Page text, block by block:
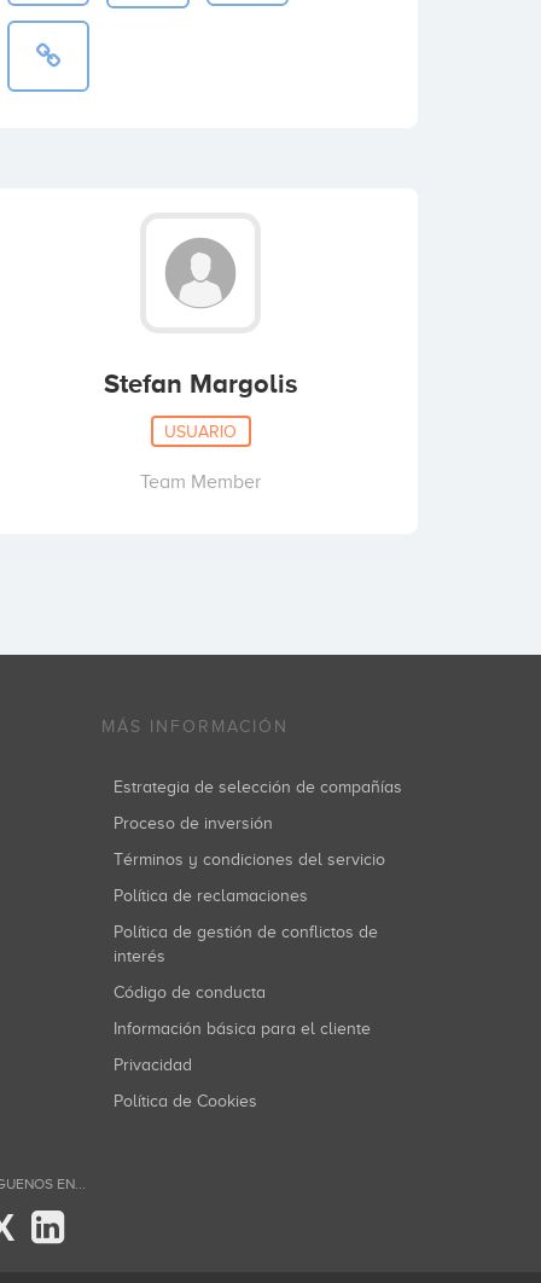
Stefan Margolis
USUARIO
Team Member
MÁS INFORMACIÓN
Estrategia de selección de compañías
Proceso de inversión
Términos y condiciones del servicio
Política de reclamaciones
Política de gestión de conflictos de
interés
Código de conducta
Información básica para el cliente
Privacidad
Política de Cookies
EN...